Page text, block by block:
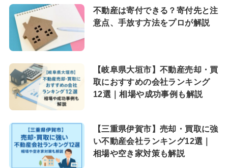
不動産は寄付できる？寄付先と注
意点、手放す方法をプロが解説
【岐阜県大垣市】不動産売却・買
取におすすめの会社ランキング
12選｜相場や成功事例も解説
【三重県伊賀市】売却・買取に強
い不動産会社ランキング12選｜
相場や空き家対策も解説